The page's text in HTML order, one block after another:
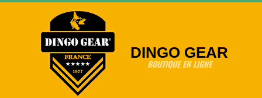
Skip
DINGO GEAR
BOUTIQUE EN LIGNE